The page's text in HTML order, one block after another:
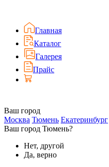
Главная
Каталог
Галерея
Прайс
Ваш город
Москва Тюмень Екатеринбург
Ваш город Тюмень?
Нет, другой
Да, верно